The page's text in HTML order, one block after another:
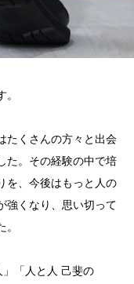
たくさんの方々と出会
た。その経験の中で培
を、今後はもっと人の
くなり、思い切って
「人と人 己斐の